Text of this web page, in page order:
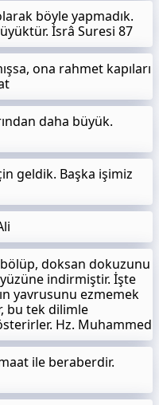
böyle yapmadık.
İsrâ Suresi 87
ona rahmet kapıları
daha büyük.
geldik. Başka işimiz
doksan dokuzunu
indirmiştir. İşte
yavrusunu ezmemek
bu tek dilimle
Hz. Muhammed
ile beraberdir.